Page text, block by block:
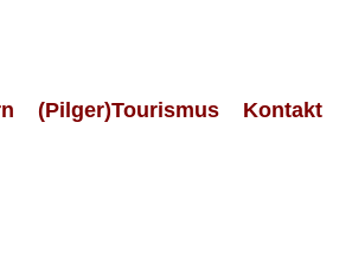
(Pilger)Tourismus Kontakt